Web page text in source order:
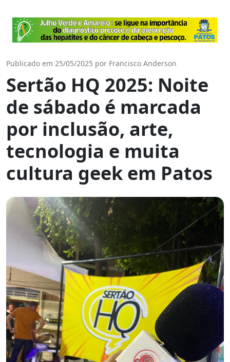
Publicado em 25/05/2025 por Francisco Anderson
Sertão HQ 2025: Noite
de sábado é marcada
por inclusão, arte,
tecnologia e muita
cultura geek em Patos